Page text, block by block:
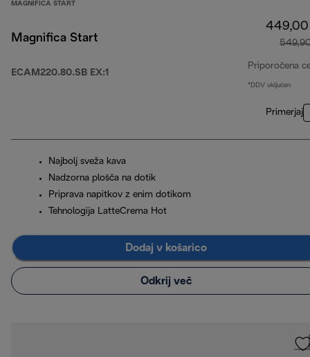
MAGNIFICA START
Magnifica Start
ECAM220.80.SB EX:1
Priporočena
*DDV vključen
Primerjaj
Najbolj sveža kava
Nadzorna plošča na dotik
Priprava napitkov z enim dotikom
Tehnologija LatteCrema Hot
Dodaj v košarico
Odkrij več